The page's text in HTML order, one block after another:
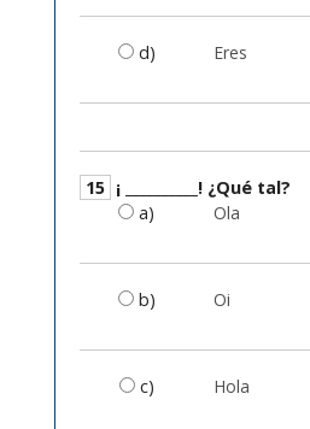
d) Eres
15 ¡ __________! ¿Qué tal?
a)
Ola
b) Oi
c) Hola